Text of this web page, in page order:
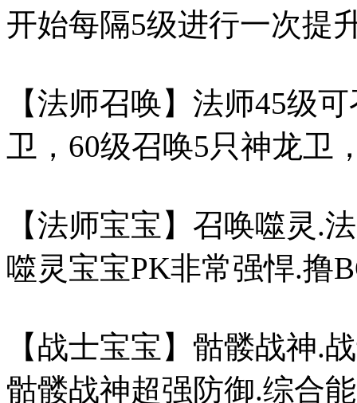
开始每隔5级进行一次提
【法师召唤】法师45级
卫，60级召唤5只神龙卫
【法师宝宝】召唤噬灵.
噬灵宝宝PK非常强悍.撸
【战士宝宝】骷髅战神.
骷髅战神超强防御.综合